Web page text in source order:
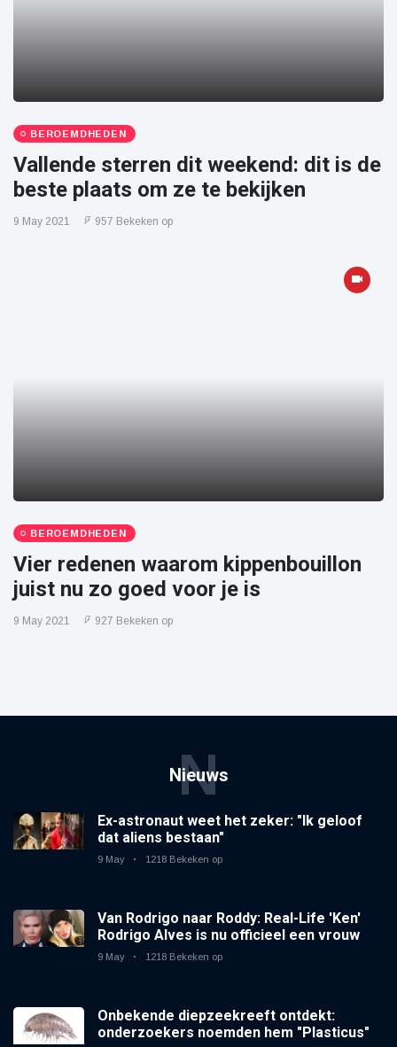
BEROEMDHEDEN
Vallende sterren dit weekend: dit is de
beste plaats om ze te bekijken
9 May 2021 957 Bekeken op
BEROEMDHEDEN
Vier redenen waarom kippenbouillon
juist nu zo goed voor je is
9 May 2021 927 Bekeken op
Nieuws
N
Ex-astronaut weet het zeker: "Ik geloof
dat aliens bestaan"
9 May 1218 Bekeken op
Van Rodrigo naar Roddy: Real-Life 'Ken'
Rodrigo Alves is nu officieel een vrouw
9 May 1218 Bekeken op
Onbekende diepzeekreeft ontdekt:
onderzoekers noemden hem "Plasticus"